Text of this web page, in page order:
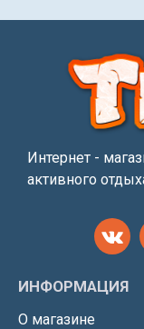
Интернет -
активного
ИНФОРМАЦИЯ
О магазине